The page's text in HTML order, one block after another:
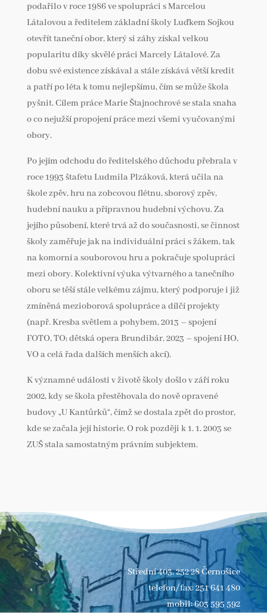
podařilo v roce 1986 ve spolupráci s Marcelou
Látalovou a ředitelem základní školy Luďkem Sojkou
otevřít taneční obor, který si záhy získal velkou
popularitu díky skvělé práci Marcely Látalové. Za
dobu své existence získával a stále získává větší kredit
a patří po léta k tomu nejlepšímu, čím se může škola
pyšnit. Cílem práce Marie Štajnochrové se stala snaha
o co nejužší propojení práce mezi všemi vyučovanými
obory.
Po jejím odchodu do ředitelského důchodu přebrala v
roce 1993 štafetu Ludmila Plzáková, která učila na
škole zpěv, hru na zobcovou flétnu, sborový zpěv,
hudební nauku a přípravnou hudební výchovu. Za
jejího působení, které trvá až do současnosti, se činnost
školy zaměřuje jak na individuální práci s žákem, tak
na komorní a souborovou hru a pokračuje spolupráci
mezi obory. Kolektivní výuka výtvarného a tanečního
oboru se těší stále velkému zájmu, který podporuje i již
zmíněná mezioborová spolupráce a dílčí projekty
(např. Kresba světlem a pohybem, 2013 – spojení
FOTO, TO; dětská opera Brundibár, 2023 – spojení HO,
VO a celá řada dalších menších akcí).
K významné události v životě školy došlo v září roku
2002, kdy se škola přestěhovala do nově opravené
budovy „U Kantůrků“, čímž se dostala zpět do prostor,
kde se začala její historie. O rok později k 1. 1. 2003 se
ZUŠ stala samostatným právním subjektem.
Střední 403, 252 28 Černošice
telefon/fax: 251 641 480
mobil: 603 595 592